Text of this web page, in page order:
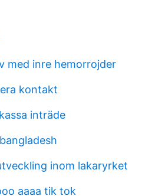
med inre hemorrojder
kontakt
inträde
inom lakaryrket
aaaa tik tok